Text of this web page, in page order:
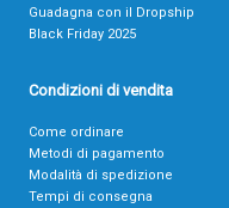
Guadagna con il Dropship
Black Friday 2025
Condizioni di vendita
Come ordinare
Metodi di pagamento
Modalità di spedizione
Tempi di consegna